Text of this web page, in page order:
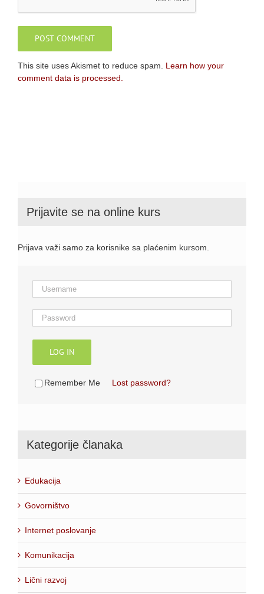
This site uses Akismet to reduce spam. Learn how your
comment data is processed.
Prijavite se na online kurs
Prijava važi samo za korisnike sa plaćenim kursom.
LOG IN
Remember Me Lost password?
Kategorije članaka
Edukacija
Govorništvo
Internet poslovanje
Komunikacija
Lični razvoj